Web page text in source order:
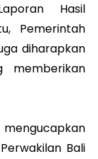
Hasil
Pemerintah
diharapkan
memberikan
Bali